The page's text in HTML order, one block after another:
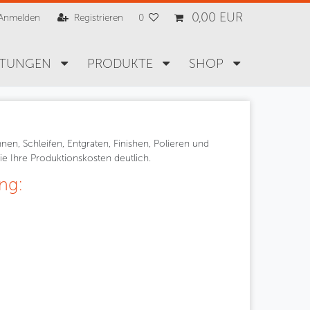
Registrieren 0 0,00 EUR
PRODUKTE SHOP
Schleifen, Entgraten, Finishen, Polieren und
Ihre Produktionskosten deutlich.